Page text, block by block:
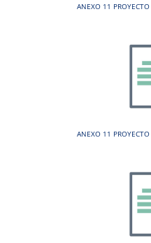
ANEXO 11
ANEXO 11